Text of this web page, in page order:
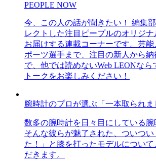
PEOPLE NOW
今、この人の話が聞きたい！ 編集
レクトした注目ピープルのオリジ
お届けする連載コーナーです。芸
ポーツ選手まで、注目の新人から納
で、他では読めないWeb LEONな
トークをお楽しみください！
腕時計のプロが選ぶ「一本取られま
数多の腕時計を日々目にしている腕
そんな彼らが魅了された、ついつ
た！」と膝を打ったモデルについ
だきます。